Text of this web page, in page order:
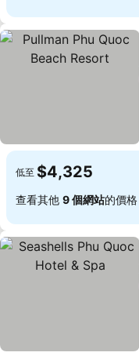
低至 $4,325
查看其他 9 個網站的價格